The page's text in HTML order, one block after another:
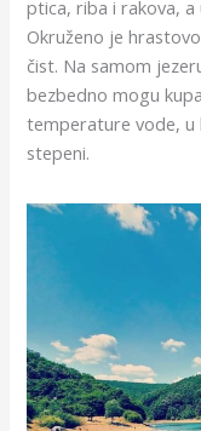
ptica, riba i rakova,
Okruženo je
čist. Na samom
bezbedno mogu
temperature vode, u
stepeni.